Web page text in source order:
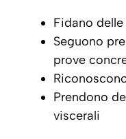
Fidano
Seguono
prove
Prendono
viscerali